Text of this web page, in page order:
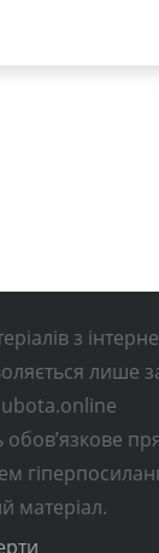
з
лише
матеріал.